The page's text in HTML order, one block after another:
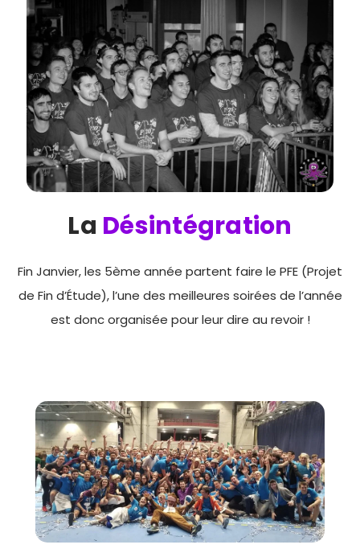
La Désintégration
Fin Janvier, les 5ème année partent faire le PFE (Projet
de Fin d’Étude), l’une des meilleures soirées de l’année
est donc organisée pour leur dire au revoir !